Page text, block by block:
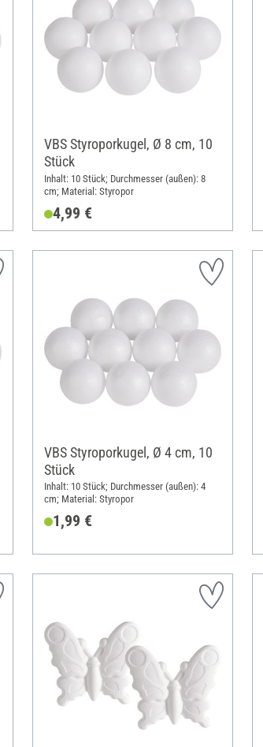
VBS Styroporkugel, Ø 8 cm, 10
Stück
Inhalt: 10 Stück; Durchmesser (außen): 8
cm; Material: Styropor
4,99 €
VBS Styroporkugel, Ø 4 cm, 10
Stück
Inhalt: 10 Stück; Durchmesser (außen): 4
cm; Material: Styropor
1,99 €